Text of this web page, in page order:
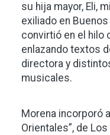
su hija mayor, Eli,
exiliado en
convirtió en el hilo
enlazando textos
directora y
musicales.
Morena incorporó
Orientales”, de